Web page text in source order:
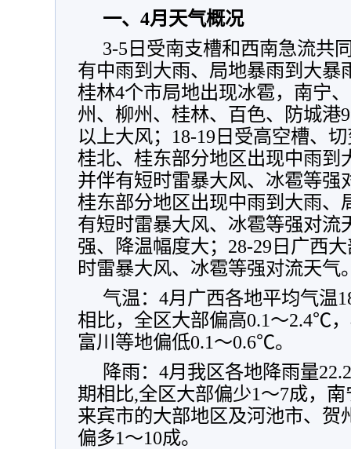
一、4月天气概况
3-5日受南支槽和西南急流共
有中雨到大雨、局地暴雨到大暴
桂林4个市局地出现冰雹，南宁
州、柳州、桂林、百色、防城港
以上大风；18-19日受高空槽、
桂北、桂东部分地区出现中雨到
并伴有短时雷暴大风、冰雹等强
桂东部分地区出现中雨到大雨、
有短时雷暴大风、冰雹等强对流
强、降温幅度大；28-29日广西
时雷暴大风、冰雹等强对流天气
气温：4月广西各地平均气温
相比，全区大部偏高0.1～2.4℃
富川等地偏低0.1～0.6℃。
降雨：4月我区各地降雨量
期相比,全区大部偏少1～7成，
来宾市的大部地区及河池市、贺
偏多1～10成。